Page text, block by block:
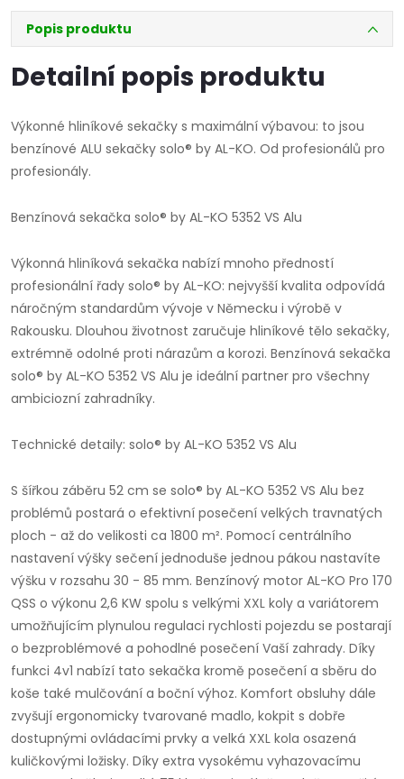
Popis produktu
Detailní popis produktu
Výkonné hliníkové sekačky s maximální výbavou: to jsou
benzínové ALU sekačky solo® by AL-KO. Od profesionálů pro
profesionály.
Benzínová sekačka solo® by AL-KO 5352 VS Alu
Výkonná hliníková sekačka nabízí mnoho předností
profesionální řady solo® by AL-KO: nejvyšší kvalita odpovídá
náročným standardům vývoje v Německu i výrobě v
Rakousku. Dlouhou životnost zaručuje hliníkové tělo sekačky,
extrémně odolné proti nárazům a korozi. Benzínová sekačka
solo® by AL-KO 5352 VS Alu je ideální partner pro všechny
ambiciozní zahradníky.
Technické detaily: solo® by AL-KO 5352 VS Alu
S šířkou záběru 52 cm se solo® by AL-KO 5352 VS Alu bez
problémů postará o efektivní posečení velkých travnatých
ploch - až do velikosti ca 1800 m². Pomocí centrálního
nastavení výšky sečení jednoduše jednou pákou nastavíte
výšku v rozsahu 30 - 85 mm. Benzínový motor AL-KO Pro 170
QSS o výkonu 2,6 KW spolu s velkými XXL koly a variátorem
umožňujícím plynulou regulaci rychlosti pojezdu se postarají
o bezproblémové a pohodlné posečení Vaší zahrady. Díky
funkci 4v1 nabízí tato sekačka kromě posečení a sběru do
koše také mulčování a boční výhoz. Komfort obsluhy dále
zvyšují ergonomicky tvarované madlo, kokpit s dobře
dostupnými ovládacími prvky a velká XXL kola osazená
kuličkovými ložisky. Díky extra vysokému vyhazovacímu